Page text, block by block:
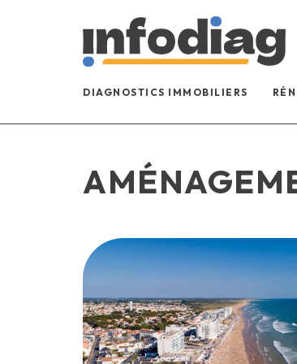
DIAGNOSTICS IMMOBILIERS